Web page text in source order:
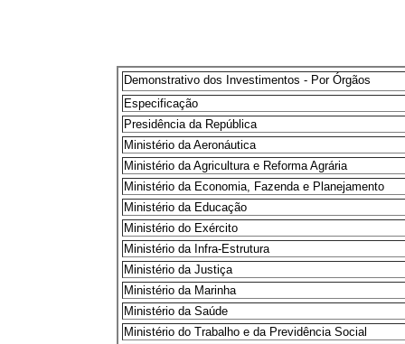
Demonstrativo dos Investimentos - Por Órgãos
Especificação
Presidência da República
Ministério da Aeronáutica
Ministério da Agricultura e Reforma Agrária
Ministério da Economia, Fazenda e Planejamento
Ministério da Educação
Ministério do Exército
Ministério da Infra-Estrutura
Ministério da Justiça
Ministério da Marinha
Ministério da Saúde
Ministério do Trabalho e da Previdência Social